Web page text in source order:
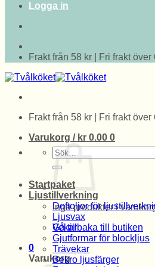
Logga in
Frakt från 58 kr | Fri frakt
Frakt från 58 kr | Fri frakt
Varukorg / kr 0.00 0
Inga produkter i
Gå tillbaka till butiken
0
Varukorg
Sök
efter:
Startpaket
Ljustillverkning
Doftoljor för
Ljusvax
Vekar
Gjutformar för blockljus
Trävekar
Bekro ljusfärger